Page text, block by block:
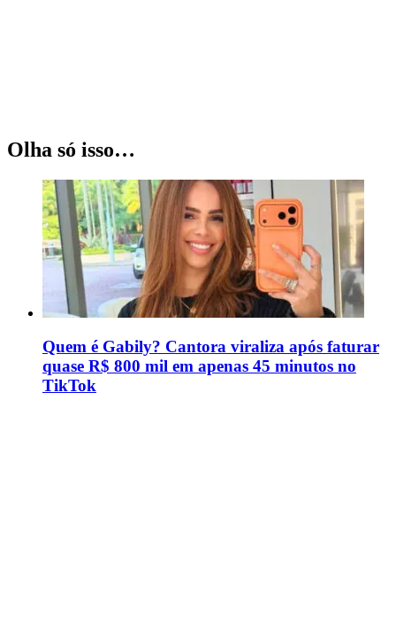
Olha só isso…
Quem é Gabily? Cantora viraliza após faturar
quase R$ 800 mil em apenas 45 minutos no
TikTok